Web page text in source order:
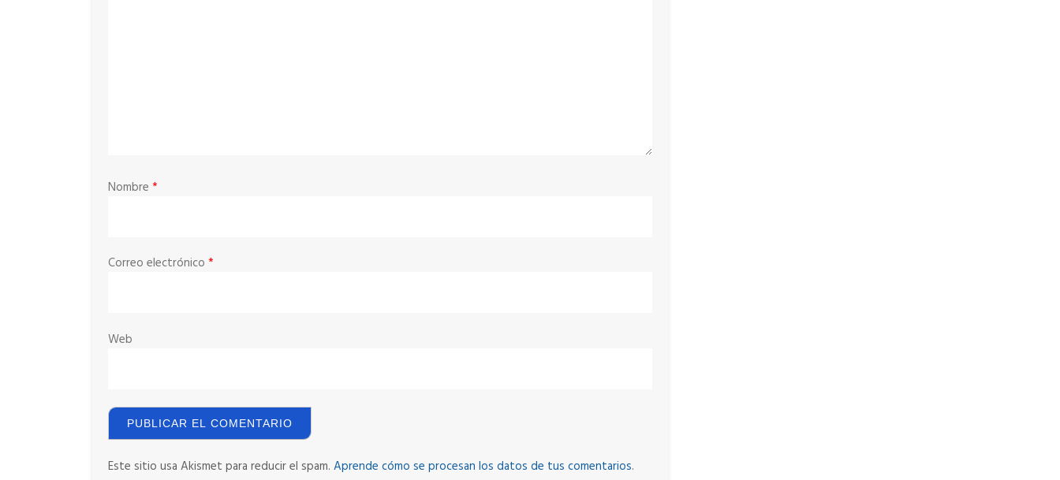
Nombre *
Correo electrónico *
Web
Este sitio usa Akismet para reducir el spam. Aprende cómo se procesan los datos de tus comentarios.